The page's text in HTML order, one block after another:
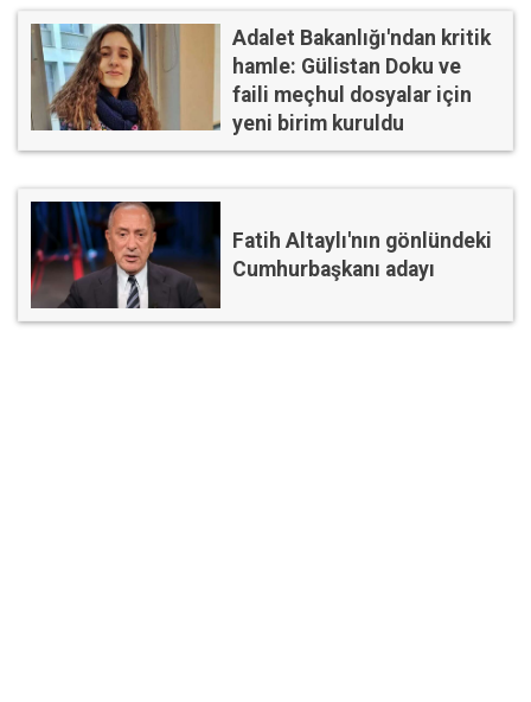
Adalet Bakanlığı'ndan kritik
hamle: Gülistan Doku ve
faili meçhul dosyalar için
yeni birim kuruldu
Fatih Altaylı'nın gönlündeki
Cumhurbaşkanı adayı